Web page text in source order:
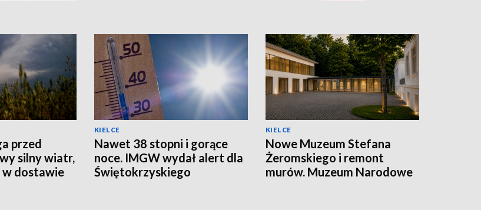
przed
silny wiatr,
dostawie
KIELCE
Nawet 38 stopni i gorące
noce. IMGW wydał alert dla
Świętokrzyskiego
KIELCE
Nowe Muzeum Stefana
Żeromskiego i remont
murów. Muzeum Narodowe